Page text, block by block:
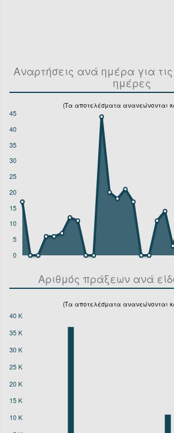
Αναρτήσεις ανά ημέρα για
ημέρες
(Τα αποτελέσματα ανανεώνονται
0
5
10
15
20
25
30
35
40
45
Αριθμός πράξεων ανά
(Τα αποτελέσματα ανανεώνονται
10 K
15 K
20 K
25 K
30 K
35 K
40 K